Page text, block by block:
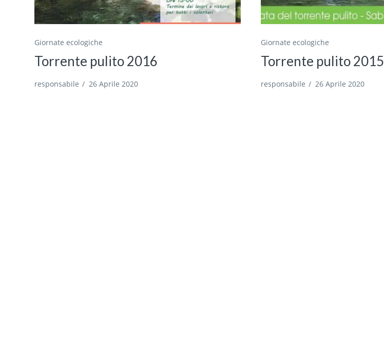
Giornate ecologiche
Torrente pulito 2016
responsabile / 26 Aprile 2020
Giornate ecologiche
Torrente pulito 2015
responsabile / 26 Aprile 2020